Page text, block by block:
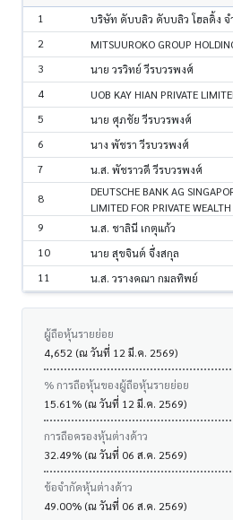
1 บริษัท ดับบลิว ดับบลิว โฮลดิ้ง จ
2 MITSUUROKO GROUP
3 นาย วรวิทย์ วีรบวรพงศ์
4 UOB KAY HIAN PRIVATE
5 นาย ศุภชัย วีรบวรพงศ์
6 นาง พัชรา วีรบวรพงศ์
7 น.ส. พัชราวดี วีรบวรพงศ์
8
DEUTSCHE BANK AG
LIMITED FOR PRIVATE
9 น.ส. ชาลินี เกตุแก้ว
10 นาย สุขจินต์ จึ่งสกุล
11 น.ส. วรางคณา กมลทิพย์
ผู้ถือหุ้นรายย่อย
4,652 (ณ วันที่ 12 มี.ค. 2569)
% การถือหุ้นของผู้ถือหุ้นรายย่อย
15.61% (ณ วันที่ 12 มี.ค. 2569)
การถือครองหุ้นต่างด้าว
32.49% (ณ วันที่ 06 ส.ค. 2569)
ข้อจำกัดหุ้นต่างด้าว
49.00% (ณ วันที่ 06 ส.ค. 2569)